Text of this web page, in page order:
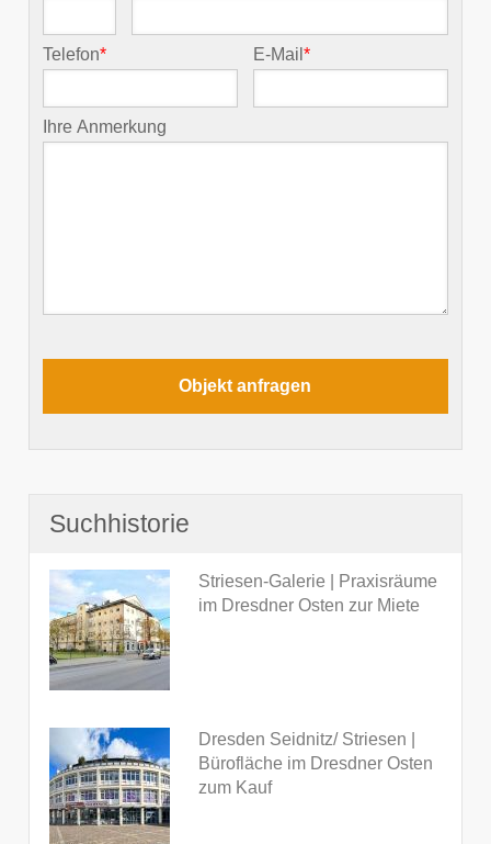
Telefon* E-Mail*
Ihre Anmerkung
Suchhistorie
Striesen-Galerie | Praxisräume
im Dresdner Osten zur Miete
Dresden Seidnitz/ Striesen |
Bürofläche im Dresdner Osten
zum Kauf